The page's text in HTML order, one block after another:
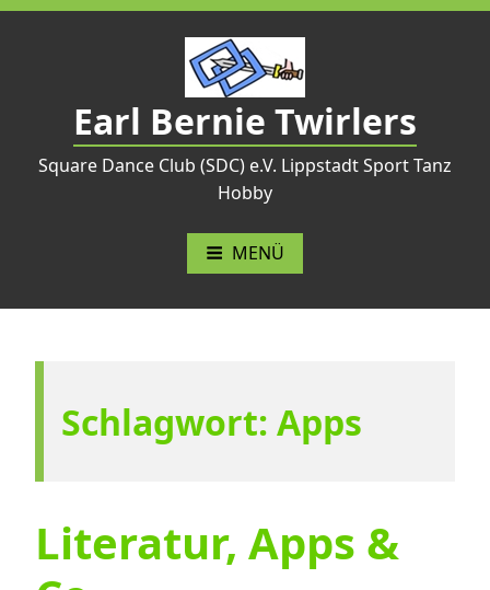
Zum
Earl Bernie Twirlers
Square Dance Club (SDC) e.V. Lippstadt Sport Tanz
Hobby
MENÜ
Schlagwort: Apps
Literatur, Apps &